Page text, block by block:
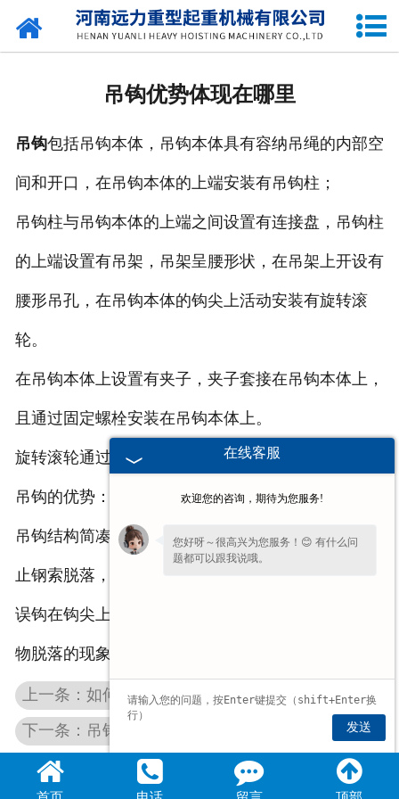
网站首页
企业容貌
留言中心
吊钩优势体现在哪里
吊钩包括吊钩本体，吊钩本体具有容纳吊绳的内部空
间和开口，在吊钩本体的上端安装有吊钩柱；
吊钩柱与吊钩本体的上端之间设置有连接盘，吊钩柱
的上端设置有吊架，吊架呈腰形状，在吊架上开设有
腰形吊孔，在吊钩本体的钩尖上活动安装有旋转滚
轮。
在吊钩本体上设置有夹子，夹子套接在吊钩本体上，
且通过固定螺栓安装在吊钩本体上。
旋转滚轮通过销轴安装在钩尖上，吊钩柱呈圆柱状。
吊钩的优势：
吊钩结构简凑、设计合理，通过设置有吊架，能够防
止钢索脱落，通过在钩尖上设置有旋转滚轮，可以将
误钩在钩尖上的吊耳滑落在钩心内，防止发生吊运货
物脱落的现象。
上一条：如何使用吊钩能******起重机的安全性
下一条：吊钩的下滑轮组的作用
在线客服
欢迎您的咨询，期待为您服务!
您好呀～很高兴为您服务！😊 有什么问
题都可以跟我说哦。
发送